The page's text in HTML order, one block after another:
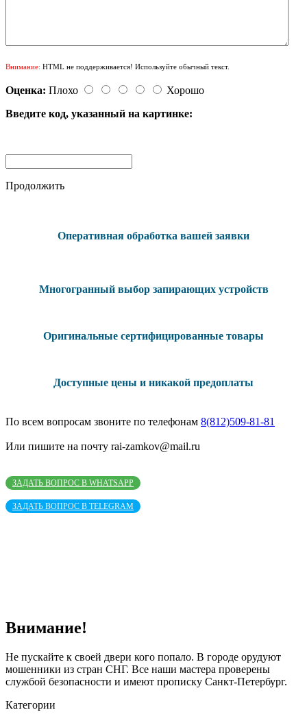
Внимание: HTML не поддерживается! Используйте обычный текст.
Оценка: Плохо
Хорошо
Введите код, указанный на картинке:
Продолжить
Оперативная обработка вашей заявки
Многогранный выбор запирающих устройств
Оригинальные сертифицированные товары
Доступные цены и никакой предоплаты
По всем вопросам звоните по телефонам 8(812)509-81-81
Или пишите на почту rai-zamkov@mail.ru
ЗАДАТЬ ВОПРОС В WHATSAPP
ЗАДАТЬ ВОПРОС В TELEGRAM
Внимание!
Не пускайте к своей двери кого попало. В городе орудуют
мошенники из стран СНГ. Все наши мастера проверены
службой безопасности и имеют прописку Санкт-Петербург.
Категории